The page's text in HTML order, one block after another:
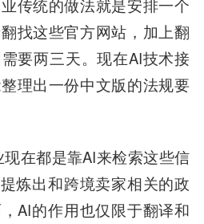
传统的做法就是安排一个
找这些官方网站，加上翻
要两三天。现在AI技术接
理出一份中文版的法规要
在都是靠AI来检索这些信
炼出和跨境卖家相关的政
AI的作用也仅限于翻译和